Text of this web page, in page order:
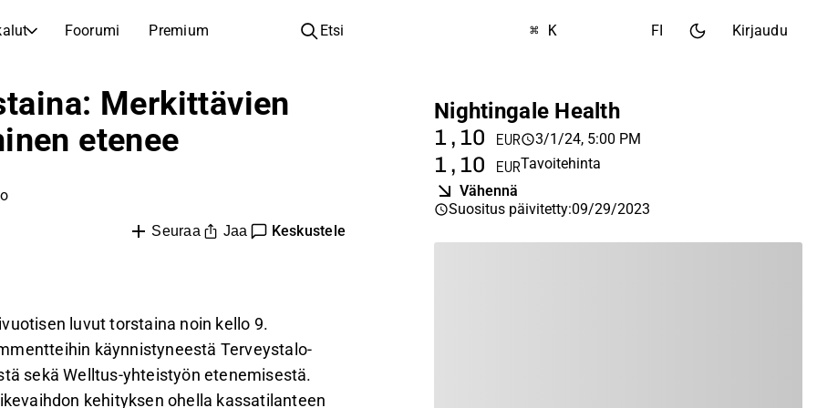
Foorumi Premium
Yhtiöt
Listautumiset
Analyysikoulu
Salkunhaltijat
Etsi ⌘ K FI Kirjaudu
Merkittävien
etenee
Seuraa Jaa Keskustele
luvut torstaina noin kello 9.
käynnistyneestä Terveystalo-
sekä Welltus-yhteistyön etenemisestä.
kehityksen ohella kassatilanteen
Nightingale Health
1,10 EUR 3/1/24, 5:00 PM
1,10 EURTavoitehinta
Vähennä
Suositus päivitetty:09/29/2023